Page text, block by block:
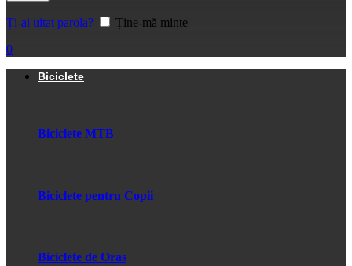
Ți-ai uitat parola?
Ține-mă minte
0
Biciclete
Biciclete MTB
Biciclete pentru Copii
Biciclete de Oras